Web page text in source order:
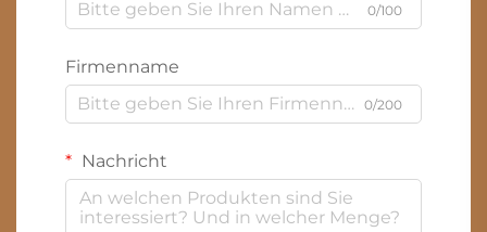
0/100
Firmenname
0/200
Nachricht